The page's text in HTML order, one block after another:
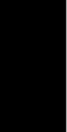
cargo de
Pohjolan
con enlaces a